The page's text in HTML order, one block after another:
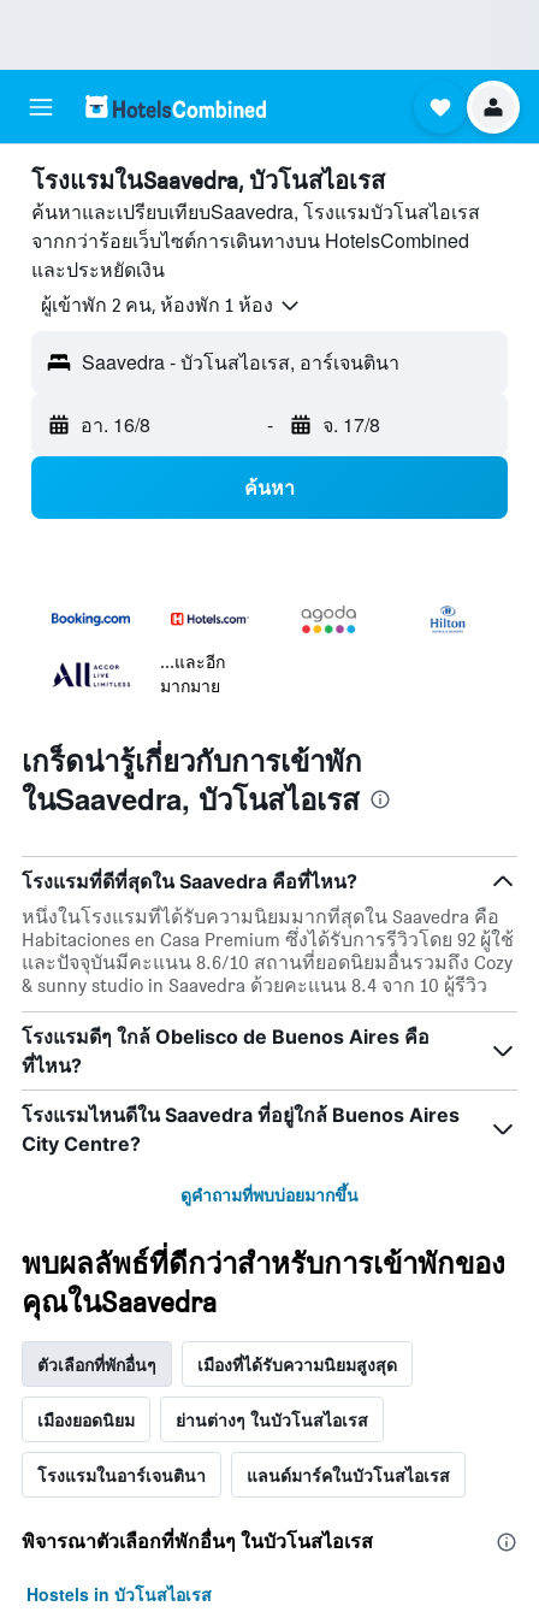
โรงแรมในSaavedra, บัวโนสไอเรส
ค้นหาและเปรียบเทียบSaavedra, โรงแรมบัวโนสไอเรส
จากกว่าร้อยเว็บไซต์การเดินทางบน HotelsCombined
และประหยัดเงิน
ผู้เข้าพัก 2 คน, ห้องพัก 1 ห้อง
Saavedra - บัวโนสไอเรส, อาร์เจนตินา
อา. 16/8 - จ. 17/8
ค้นหา
...และอีก
มากมาย
เกร็ดน่ารู้เกี่ยวกับการเข้าพัก
ในSaavedra, บัวโนสไอเรส
โรงแรมที่ดีที่สุดใน Saavedra คือที่ไหน?
หนึ่งในโรงแรมที่ได้รับความนิยมมากที่สุดใน Saavedra คือ
Habitaciones en Casa Premium ซึ่งได้รับการรีวิวโดย 92 ผู้ใช้
และปัจจุบันมีคะแนน 8.6/10 สถานที่ยอดนิยมอื่นรวมถึง Cozy
& sunny studio in Saavedra ด้วยคะแนน 8.4 จาก 10 ผู้รีวิว
โรงแรมดีๆ ใกล้ Obelisco de Buenos Aires คือ
ที่ไหน?
โรงแรมไหนดีใน Saavedra ที่อยู่ใกล้ Buenos Aires
City Centre?
ดูคำถามที่พบบ่อยมากขึ้น
พบผลลัพธ์ที่ดีกว่าสำหรับการเข้าพักของ
คุณในSaavedra
ตัวเลือกที่พักอื่นๆ เมืองที่ได้รับความนิยมสูงสุด
เมืองยอดนิยม ย่านต่างๆ ในบัวโนสไอเรส
โรงแรมในอาร์เจนตินา แลนด์มาร์คในบัวโนสไอเรส
พิจารณาตัวเลือกที่พักอื่นๆ ในบัวโนสไอเรส
Hostels in บัวโนสไอเรส